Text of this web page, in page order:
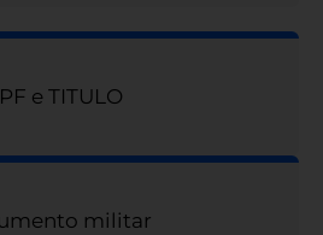
e TITULO
militar